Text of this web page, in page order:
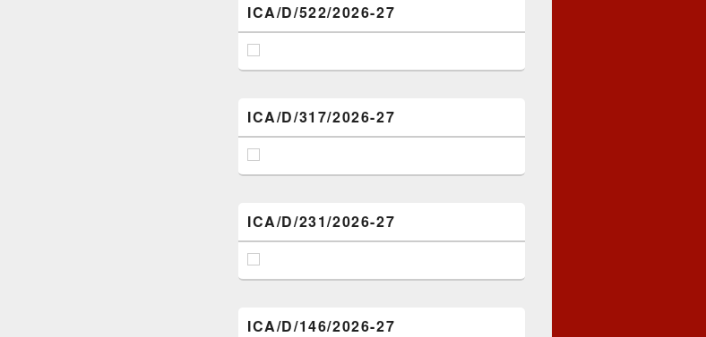
ICA/D/522/2026-27
ICA/D/317/2026-27
ICA/D/231/2026-27
ICA/D/146/2026-27